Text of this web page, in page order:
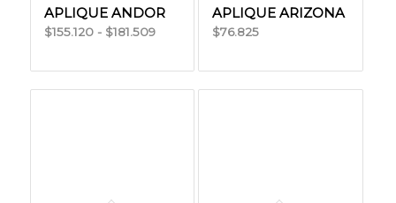
APLIQUE ANDOR
$155.120 - $181.509Rango
precios:
desde
APLIQUE ARIZONA
$76.825